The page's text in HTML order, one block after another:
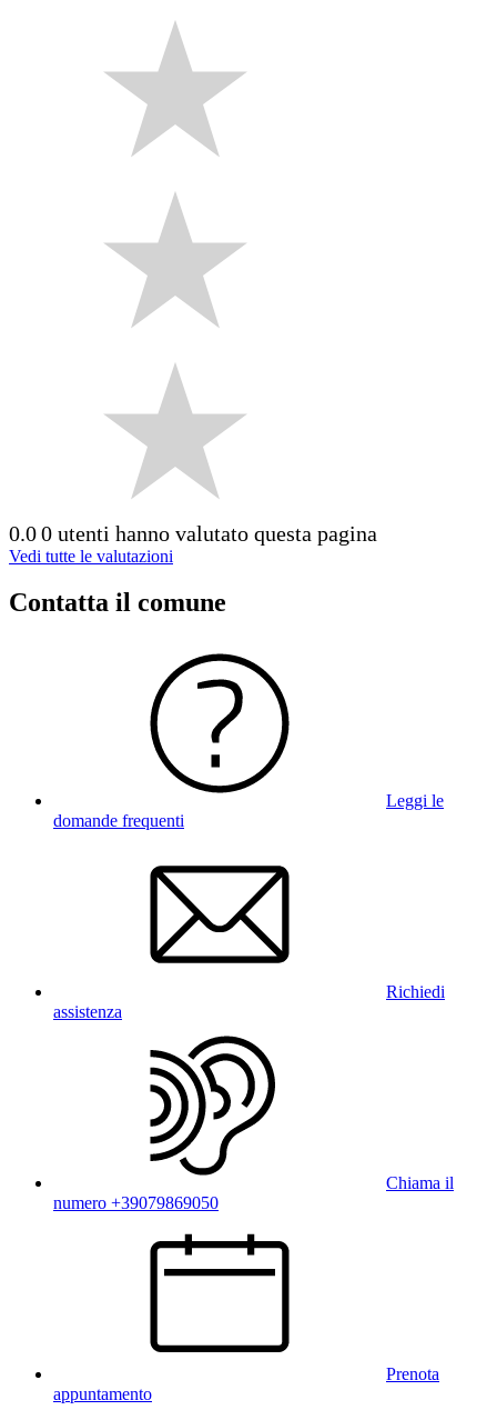
0.00 utenti hanno valutato questa pagina
Vedi tutte le valutazioni
Contatta il comune
Leggi le
domande frequenti
Richiedi
assistenza
Chiama il
numero +39079869050
Prenota
appuntamento